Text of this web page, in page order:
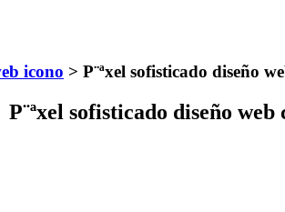
icono > P¨ªxel sofisticado diseño
P¨ªxel sofisticado diseño